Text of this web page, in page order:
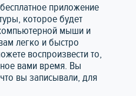
приложение
которое будет
мыши и
легко и быстро
воспроизвести то,
вами время. Вы
вы записывали, для